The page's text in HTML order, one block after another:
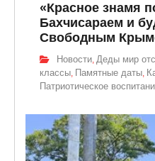
«Красное знамя
Бахчисараем и
Свободным
Новости, Деды мир
классы, Памятные даты,
Патриотическое